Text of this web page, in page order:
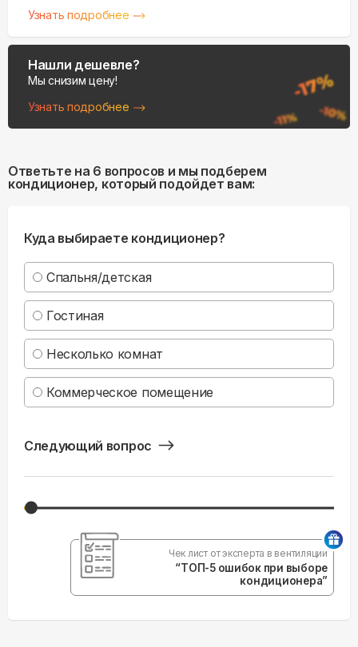
Узнать подробнее
Нашли дешевле?
Мы снизим цену!
Узнать подробнее
Ответьте на 6 вопросов и мы подберем
кондиционер, который подойдет вам:
Куда выбираете кондиционер?
Спальня/детская
Гостиная
Несколько комнат
Коммерческое помещение
Следующий вопрос
Чек лист от эксперта в вентиляции
“ТОП-5 ошибок при выборе
кондиционера”